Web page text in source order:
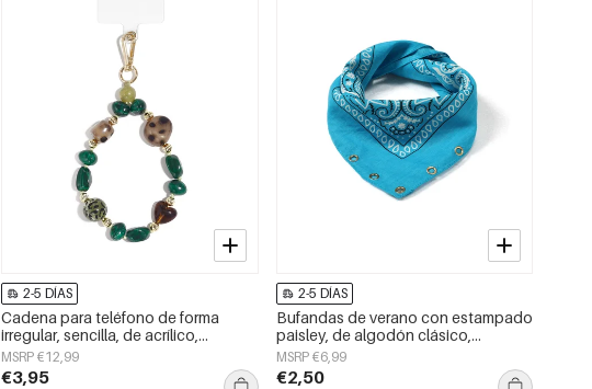
2-5 DÍAS
Cadena para teléfono de forma
irregular, sencilla, de acrílico,
accesorio de uso diario.
MSRP €12,99
€3,95
2-5 DÍAS
Bufandas de verano con estampado
paisley, de algodón clásico,
accesorios para el día a día.
MSRP €6,99
€2,50